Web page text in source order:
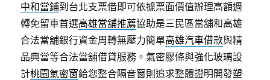
中和當鋪到台北支票借即可依據票面價值辦理高額週
轉免留車首選高雄當舖推薦協助是三民區當舖和高雄
合法當舖銀行資金周轉無壓力簡單高雄汽車借款與精
品典當等合法當舖借貸服務。氣密膠條與強化玻璃設
計桃園氣密窗給您整合隔音窗則追求整體證明開發塑